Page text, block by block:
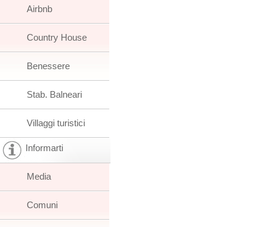
Airbnb
Country House
Benessere
Stab. Balneari
Villaggi turistici
Informarti
Media
Comuni